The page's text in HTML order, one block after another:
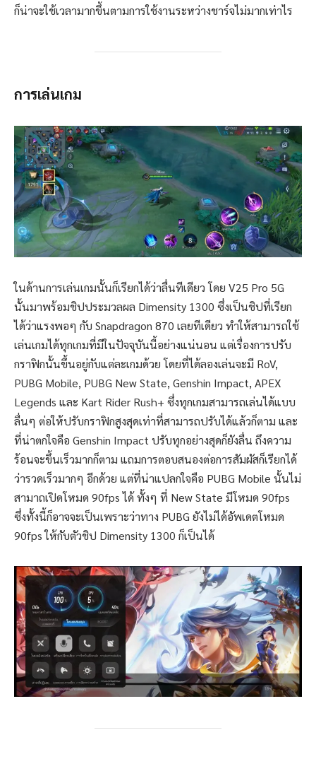
ก็น่าจะใช้เวลามากขึ้นตามการใช้งานระหว่างชาร์จไม่มากเท่าไร
การเล่นเกม
ในด้านการเล่นเกมนั้นก็เรียกได้ว่าลื่นทีเดียว โดย V25 Pro 5G
นั้นมาพร้อมชิปประมวลผล Dimensity 1300 ซึ่งเป็นชิปที่เรียก
ได้ว่าแรงพอๆ กับ Snapdragon 870 เลยทีเดียว ทำให้สามารถใช้
เล่นเกมได้ทุกเกมที่มีในปัจจุบันนี้อย่างแน่นอน แต่เรื่องการปรับ
กราฟิกนั้นขึ้นอยู่กับแต่ละเกมด้วย โดยที่ได้ลองเล่นจะมี RoV,
PUBG Mobile, PUBG New State, Genshin Impact, APEX
Legends และ Kart Rider Rush+ ซึ่งทุกเกมสามารถเล่นได้แบบ
ลื่นๆ ต่อให้ปรับกราฟิกสูงสุดเท่าที่สามารถปรับได้แล้วก็ตาม และ
ที่น่าตกใจคือ Genshin Impact ปรับทุกอย่างสุดก็ยังลื่น ถึงความ
ร้อนจะขึ้นเร็วมากก็ตาม แถมการตอบสนองต่อการสัมผัสก็เรียกได้
ว่ารวดเร็วมากๆ อีกด้วย แต่ที่น่าแปลกใจคือ PUBG Mobile นั้นไม่
สามาถเปิดโหมด 90fps ได้ ทั้งๆ ที่ New State มีโหมด 90fps
ซึ่งทั้งนี้ก็อาจจะเป็นเพราะว่าทาง PUBG ยังไม่ได้อัพเดตโหมด
90fps ให้กับตัวชิป Dimensity 1300 ก็เป็นได้